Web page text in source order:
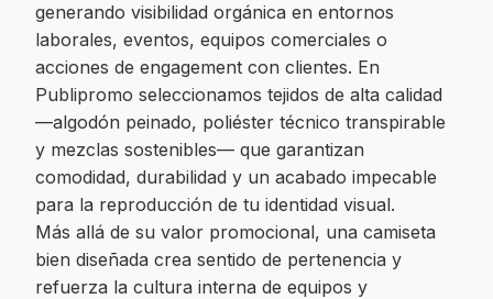
generando visibilidad orgánica en entornos
laborales, eventos, equipos comerciales o
acciones de engagement con clientes. En
Publipromo seleccionamos tejidos de alta calidad
—algodón peinado, poliéster técnico transpirable
y mezclas sostenibles— que garantizan
comodidad, durabilidad y un acabado impecable
para la reproducción de tu identidad visual.
Más allá de su valor promocional, una camiseta
bien diseñada crea sentido de pertenencia y
refuerza la cultura interna de equipos y